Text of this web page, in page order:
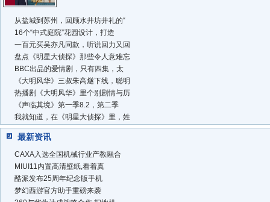
从盐城到苏州，回顾水井坊井礼的“
16个“中式庭院”花园设计，打造
一百元买吴亦凡同款，听说回力又回
盘点《明星大侦探》那些令人意难忘
BBC出品的爱情剧，只有四集，太
《大明风华》三叔朱高燧下线，聪明
热播剧《大明风华》里个别剧情与历
《声临其境》第一季8.2，第二季
我就知道，在《明星大侦探》里，姓
最新资讯
CAXA入选全国机械行业产教融合
MIUI11内置高清壁纸,看着真
酷派发布25周年纪念版手机
梦幻西游官方助手重磅来袭